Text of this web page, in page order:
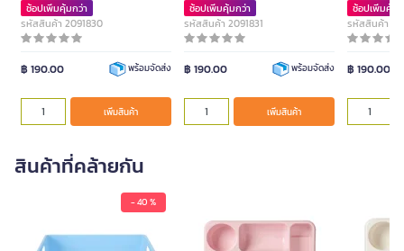
ช้อปเพิ่มคุ้มกว่า
รหัสสินค้า 2091830
฿ 190.00 พร้อมจัดส่ง
เพิ่มสินค้า
ช้อปเพิ่มคุ้มกว่า
รหัสสินค้า 2091831
฿ 190.00 พร้อมจัดส่ง
เพิ่มสินค้า
ช้อปเพิ่มคุ้ม
รหัสสินค้า
฿ 190.00
สินค้าที่คล้ายกัน
- 40 %